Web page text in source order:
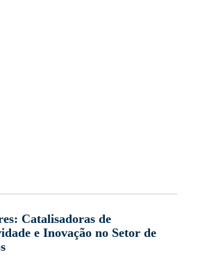
Catalisadoras de
e Inovação no Setor de